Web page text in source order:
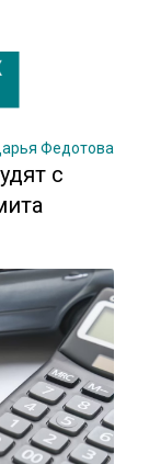
Федотова
с